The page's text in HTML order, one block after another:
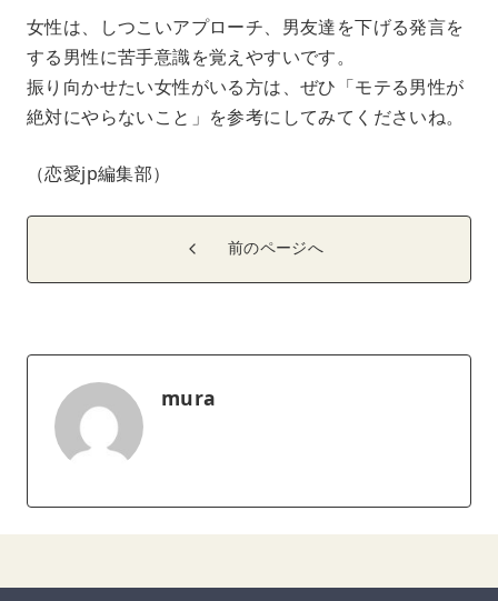
女性は、しつこいアプローチ、男友達を下げる発言を
する男性に苦手意識を覚えやすいです。
振り向かせたい女性がいる方は、ぜひ「モテる男性が
絶対にやらないこと」を参考にしてみてくださいね。
（恋愛jp編集部）
前のページへ
mura